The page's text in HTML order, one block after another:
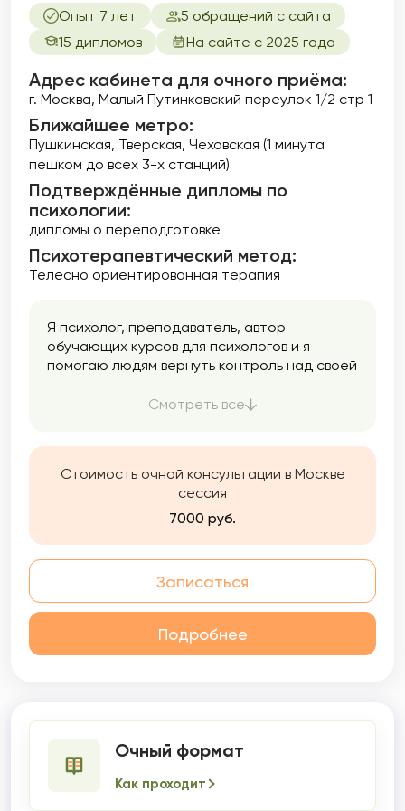
Опыт 7 лет
5 обращений с сайта
15 дипломов
На сайте с 2025 года
Адрес кабинета для очного приёма:
г. Москва, Малый Путинковский переулок 1/2 стр 1
Ближайшее метро:
Пушкинская, Тверская, Чеховская (1 минута
пешком до всех 3-х станций)
Подтверждённые дипломы по
психологии:
дипломы о переподготовке
Психотерапевтический метод:
Телесно ориентированная терапия
Я психолог, преподаватель, автор
обучающих курсов для психологов и я
помогаю людям вернуть контроль над своей
выгорание, внутренние страхи и сомнения,
Смотреть все
Стоимость очной консультации в Москве
сессия
7000 руб.
Записаться
Подробнее
Очный формат
Как проходит